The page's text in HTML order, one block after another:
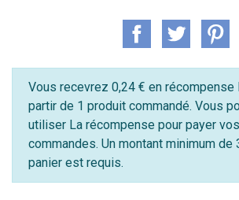
Vous recevrez 0,24 € en récompense
partir de 1 produit commandé. Vous
utiliser La récompense pour payer
commandes. Un montant minimum de
panier est requis.